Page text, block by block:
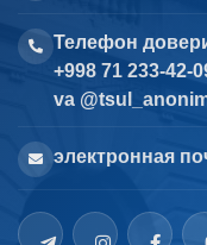
Телефон
+998 71 233-42-
va
электронная